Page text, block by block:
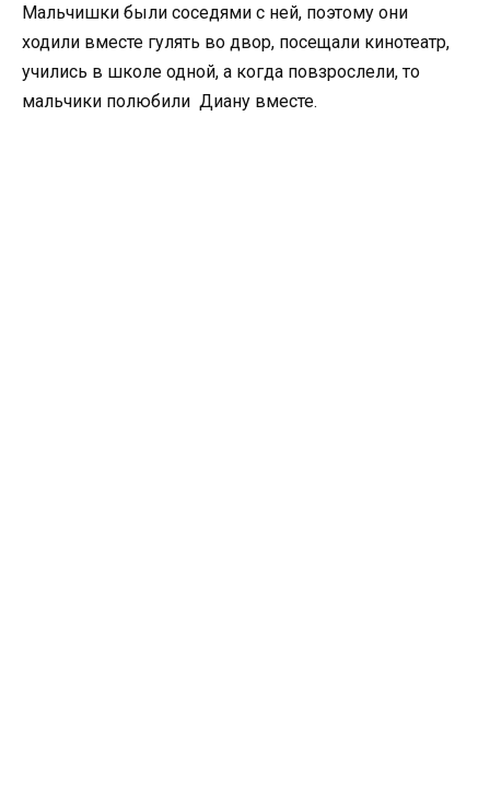
Мальчишки были соседями с ней, поэтому они
ходили вместе гулять во двор, посещали кинотеатр,
учились в школе одной, а когда повзрослели, то
мальчики полюбили Диану вместе.